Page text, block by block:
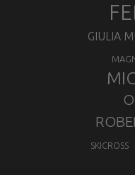
GIULIA
SKICROSS